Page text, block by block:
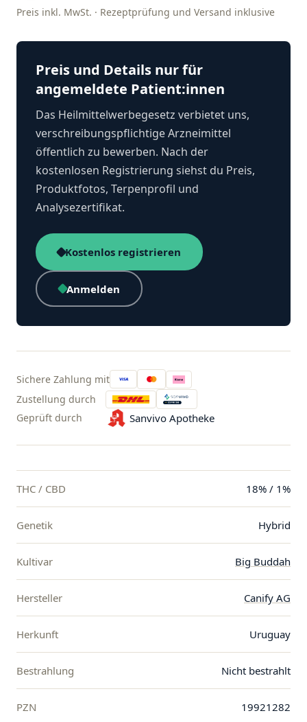
Preis inkl. MwSt. · Rezeptprüfung und Versand inklusive
Preis und Details nur für
angemeldete Patient:innen
Das Heilmittelwerbegesetz verbietet uns,
verschreibungspflichtige Arzneimittel
öffentlich zu bewerben. Nach der
kostenlosen Registrierung siehst du Preis,
Produktfotos, Terpenprofil und
Analysezertifikat.
Kostenlos registrieren
Anmelden
Sichere Zahlung mit
Zustellung durch
Geprüft durch
Sanvivo Apotheke
THC / CBD 18% / 1%
Genetik Hybrid
Kultivar Big Buddah
Hersteller Canify AG
Herkunft Uruguay
Bestrahlung Nicht bestrahlt
PZN 19921282